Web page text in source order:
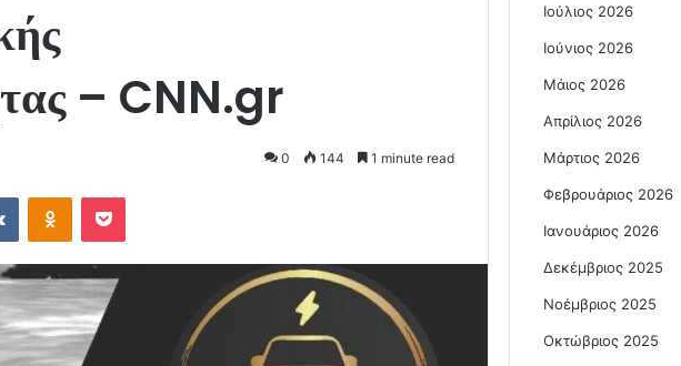
– CNN.gr
0 144 1 minute read
VKontakteOdnoklassniki
Pocket
Ιούλιος 2026
Ιούνιος 2026
Μάιος 2026
Απρίλιος 2026
Μάρτιος 2026
Φεβρουάριος 2026
Ιανουάριος 2026
Δεκέμβριος 2025
Νοέμβριος 2025
Οκτώβριος 2025